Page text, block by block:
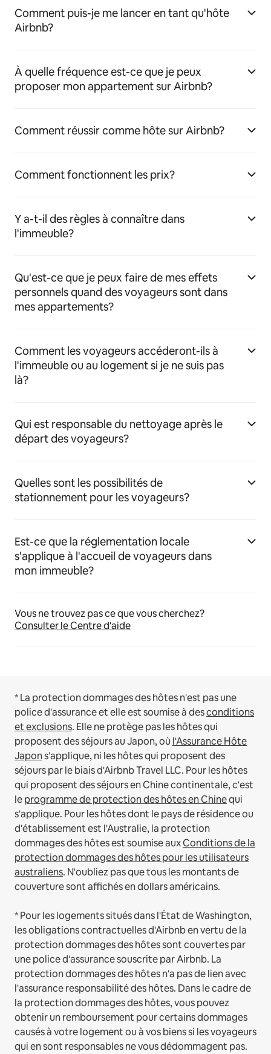
Comment puis-je me lancer en tant qu'hôte
Airbnb?
À quelle fréquence est-ce que je peux
proposer mon appartement sur Airbnb?
Comment réussir comme hôte sur Airbnb?
Comment fonctionnent les prix?
Y a-t-il des règles à connaître dans
l'immeuble?
Qu'est-ce que je peux faire de mes effets
personnels quand des voyageurs sont dans
mes appartements?
Comment les voyageurs accéderont-ils à
l'immeuble ou au logement si je ne suis pas
là?
Qui est responsable du nettoyage après le
départ des voyageurs?
Quelles sont les possibilités de
stationnement pour les voyageurs?
Est-ce que la réglementation locale
s'applique à l'accueil de voyageurs dans
mon immeuble?
Vous ne trouvez pas ce que vous cherchez?
Consulter le Centre d'aide
* La protection dommages des hôtes n'est pas une
police d'assurance et elle est soumise à desconditions
et exclusions. Elle ne protège pas les hôtes qui
proposent des séjours au Japon, où l'Assurance Hôte
Japons'applique, ni les hôtes qui proposent des
séjours par le biais d'Airbnb Travel LLC. Pour les hôtes
qui proposent des séjours en Chine continentale, c'est
leprogramme de protection des hôtes en Chinequi
s'applique. Pour les hôtes dont le pays de résidence ou
d'établissement est l'Australie, la protection
dommages des hôtes est soumise auxConditions de la
protection dommages des hôtes pour les utilisateurs
australiens. N'oubliez pas que tous les montants de
couverture sont affichés en dollars américains.
* Pour les logements situés dans l'État de Washington,
les obligations contractuelles d'Airbnb en vertu de la
protection dommages des hôtes sont couvertes par
une police d'assurance souscrite par Airbnb. La
protection dommages des hôtes n'a pas de lien avec
l'assurance responsabilité des hôtes. Dans le cadre de
la protection dommages des hôtes, vous pouvez
obtenir un remboursement pour certains dommages
causés à votre logement ou à vos biens si les voyageurs
qui en sont responsables ne vous dédommagent pas.